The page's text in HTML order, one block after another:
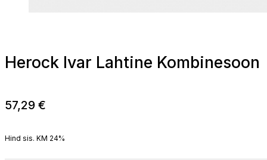
Herock Ivar Lahtine Kombinesoon
57,29 €
Hind sis. KM 24%